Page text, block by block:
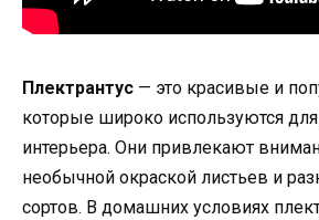
Плектрантус — это красивые и
которые широко используются
интерьера. Они привлекают
необычной окраской листьев и
сортов. В домашних условиях